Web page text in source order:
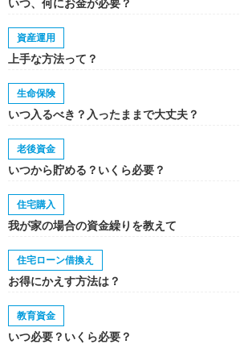
いつ、何にお金が必要？
資産運用
上手な方法って？
生命保険
いつ入るべき？入ったままで大丈夫？
老後資金
いつから貯める？いくら必要？
住宅購入
我が家の場合の資金繰りを教えて
住宅ローン借換え
お得にかえす方法は？
教育資金
いつ必要？いくら必要？